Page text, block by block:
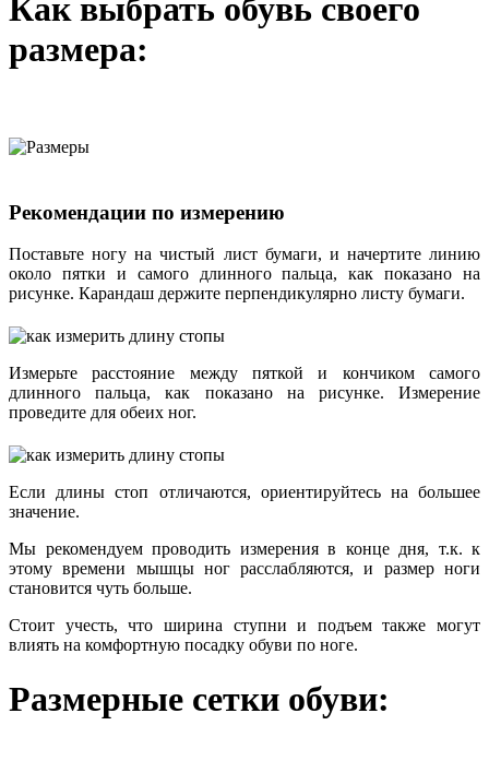
Как выбрать обувь своего
размера:
Рекомендации по измерению
Поставьте ногу на чистый лист бумаги, и начертите линию
около пятки и самого длинного пальца, как показано на
рисунке. Карандаш держите перпендикулярно листу бумаги.
Измерьте расстояние между пяткой и кончиком самого
длинного пальца, как показано на рисунке. Измерение
проведите для обеих ног.
Если длины стоп отличаются, ориентируйтесь на большее
значение.
Мы рекомендуем проводить измерения в конце дня, т.к. к
этому времени мышцы ног расслабляются, и размер ноги
становится чуть больше.
Стоит учесть, что ширина ступни и подъем также могут
влиять на комфортную посадку обуви по ноге.
Размерные сетки обуви: